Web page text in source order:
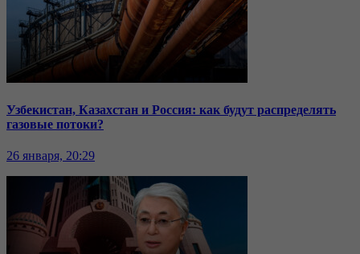
Узбекистан, Казахстан и Россия: как будут распределять
газовые потоки?
26 января, 20:29